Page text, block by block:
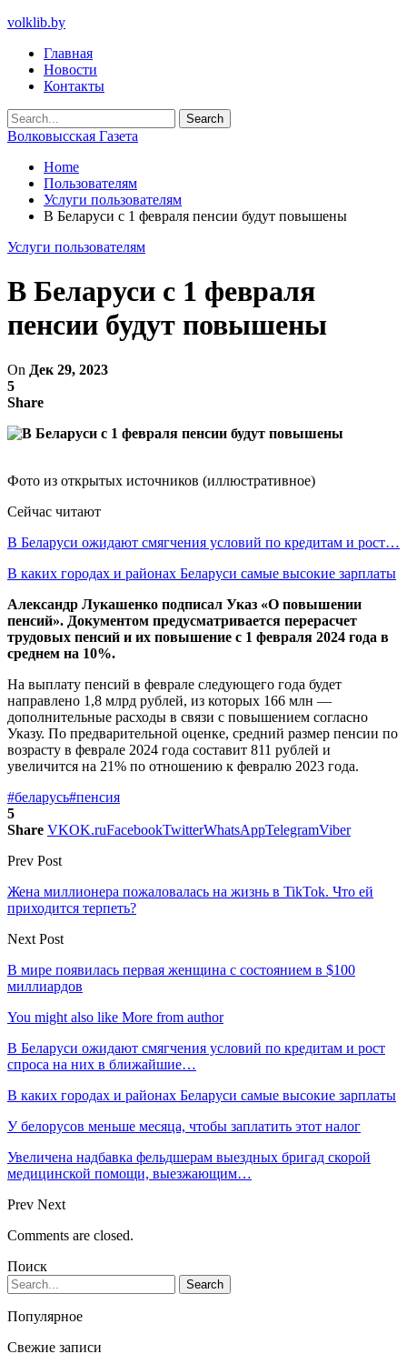
volklib.by
Главная
Новости
Контакты
Волковысская Газета
Home
Пользователям
Услуги пользователям
В Беларуси с 1 февраля пенсии будут повышены
Услуги пользователям
В Беларуси с 1 февраля
пенсии будут повышены
On Дек 29, 2023
5
Share
Фото из открытых источников (иллюстративное)
Сейчас читают
В Беларуси ожидают смягчения условий по кредитам и рост…
В каких городах и районах Беларуси самые высокие зарплаты
Александр Лукашенко подписал Указ «О повышении
пенсий». Документом предусматривается перерасчет
трудовых пенсий и их повышение с 1 февраля 2024 года в
среднем на 10%.
На выплату пенсий в феврале следующего года будет
направлено 1,8 млрд рублей, из которых 166 млн —
дополнительные расходы в связи с повышением согласно
Указу. По предварительной оценке, средний размер пенсии по
возрасту в феврале 2024 года составит 811 рублей и
увеличится на 21% по отношению к февралю 2023 года.
#беларусь#пенсия
5
Share VKOK.ruFacebookTwitterWhatsAppTelegramViber
Prev Post
Жена миллионера пожаловалась на жизнь в TikTok. Что ей
приходится терпеть?
Next Post
В мире появилась первая женщина с состоянием в $100
миллиардов
You might also like More from author
В Беларуси ожидают смягчения условий по кредитам и рост
спроса на них в ближайшие…
В каких городах и районах Беларуси самые высокие зарплаты
У белорусов меньше месяца, чтобы заплатить этот налог
Увеличена надбавка фельдшерам выездных бригад скорой
медицинской помощи, выезжающим…
Prev Next
Comments are closed.
Поиск
Популярное
Свежие записи